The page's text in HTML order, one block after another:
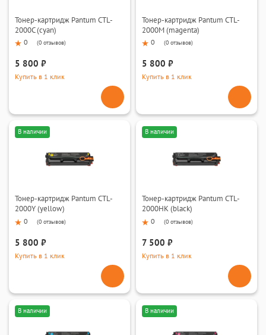
Тонер-картридж Pantum CTL-
2000C (cyan)
0 (0 отзывов)
5 800 ₽
Купить в 1 клик
Тонер-картридж Pantum CTL-
2000M (magenta)
0 (0 отзывов)
5 800 ₽
Купить в 1 клик
В наличии
Тонер-картридж Pantum CTL-
2000Y (yellow)
0 (0 отзывов)
5 800 ₽
Купить в 1 клик
В наличии
Тонер-картридж Pantum CTL-
2000HK (black)
0 (0 отзывов)
7 500 ₽
Купить в 1 клик
В наличии В наличии